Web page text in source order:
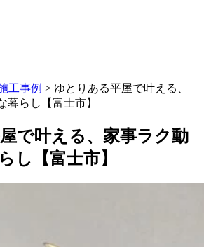
工事例 > ゆとりある平屋で叶える、
暮らし【富士市】
で叶える、家事ラク動
し【富士市】